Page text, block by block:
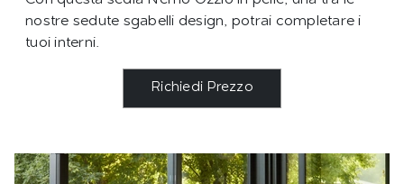
nostre sedute sgabelli design, potrai completare i
tuoi interni.
Richiedi Prezzo